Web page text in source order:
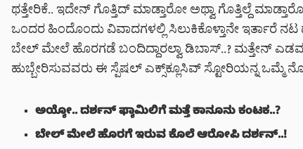
ಥತ್ತೇರಿಕೆ.. ಇದೇನ್ ಗೊತ್ತಿದ್ ಮಾಡ್ತಾರೋ ಅಥ್ವಾ ಗೊತ್ತಿಲ್ದೆ
ಒಂದರ ಹಿಂದೊಂದು ವಿವಾದಗಳಲ್ಲಿ ಸಿಲುಕಿಕೊಳ್ತಾನೇ ಇರ್ತಾರೆ
ಬೇಲ್ ಮೇಲೆ ಹೊರಗಡೆ ಬಂದಿದ್ದಾರಲ್ವಾ ಡಿಬಾಸ್..? ಮತ್ತೇನ್
ಹುಬ್ಬೇರಿಸುವವರು ಈ ಸ್ಪೆಷಲ್ ಎಕ್ಸ್‌ಕ್ಲೂಸಿವ್ ಸ್ಟೋರಿಯನ್ನ ಒಮ್ಮೆ
ಅಯ್ಯೋ.. ದರ್ಶನ್ ಫ್ಯಾಮಿಲಿಗೆ ಮತ್ತೆ ಕಾನೂನು ಕಂಟಕ..?
ಬೇಲ್ ಮೇಲೆ ಹೊರಗೆ ಇರುವ ಕೊಲೆ ಆರೋಪಿ ದರ್ಶನ್..!